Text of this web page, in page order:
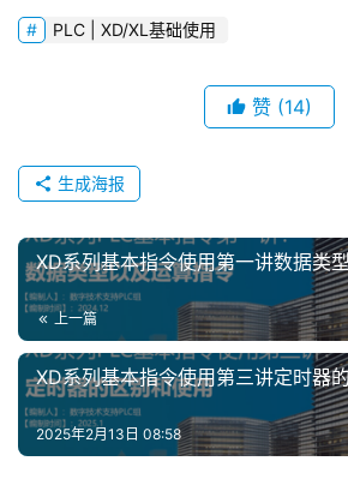
页
网
络
课
堂
PLC | XD/XL基础使用
赞 (14)
生成海报
XD系列基本指令使用第一讲数据类
上一篇
XD系列基本指令使用第三讲定时器
2025年2月13日 08:58